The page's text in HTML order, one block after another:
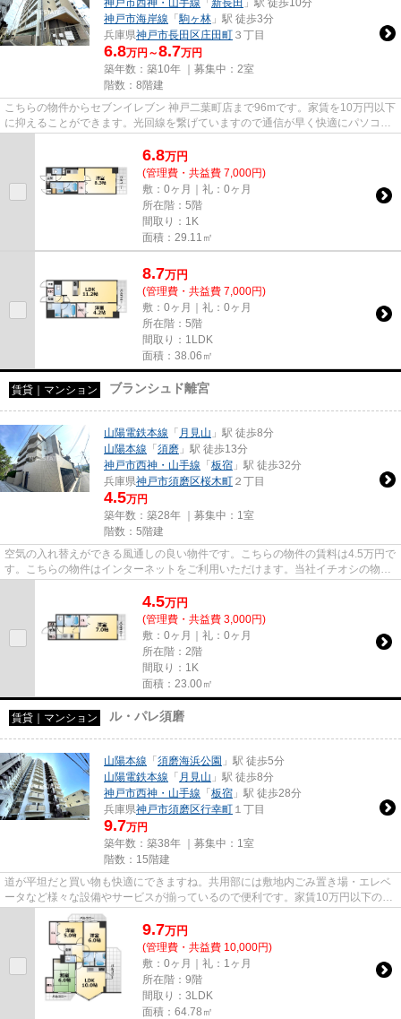
神戸市西神・山手線 「 新長田 」駅 徒歩10分
神戸市海岸線 「駒ヶ林 」駅 徒歩3分
兵庫県神戸市長田区庄田町 ３丁目
6.8万円～8.7万円
築年数：築10年 ｜募集中： 2室
階数：8階建
こちらの物件からセブンイレブン 神戸二葉町店まで96mです。家賃を10万円以下
に抑えることができます。光回線を繋げていますので通信が早く快適にパソコン
6.8万円
(管理費・共益費 7,000円)
敷：0ヶ月｜礼：0ヶ月
所在階：5階
間取り：1K
面積：29.11㎡
8.7万円
(管理費・共益費 7,000円)
敷：0ヶ月｜礼：0ヶ月
所在階：5階
間取り：1LDK
面積：38.06㎡
賃貸｜マンション ブランシュド離宮
山陽電鉄本線 「 月見山 」駅 徒歩8分
山陽本線 「 須磨 」駅 徒歩13分
神戸市西神・山手線 「 板宿 」駅 徒歩32分
兵庫県神戸市須磨区桜木町 ２丁目
4.5万円
築年数：築28年 ｜募集中： 1室
階数：5階建
空気の入れ替えができる風通しの良い物件です。こちらの物件の賃料は4.5万円で
す。こちらの物件はインターネットをご利用いただけます。当社イチオシの物件
4.5万円
(管理費・共益費 3,000円)
敷：0ヶ月｜礼：0ヶ月
所在階：2階
間取り：1K
面積：23.00㎡
賃貸｜マンション ル・パレ須磨
山陽本線 「 須磨海浜公園 」駅 徒歩5分
山陽電鉄本線 「 月見山 」駅 徒歩8分
神戸市西神・山手線 「 板宿 」駅 徒歩28分
兵庫県神戸市須磨区行幸町 １丁目
9.7万円
築年数：築38年 ｜募集中： 1室
階数：15階建
道が平坦だと買い物も快適にできますね。共用部には敷地内ごみ置き場・エレベ
ータなど様々な設備やサービスが揃っているので便利です。家賃10万円以下のマ
ンションをお探しのお客様に...
9.7万円
(管理費・共益費 10,000円)
敷：0ヶ月｜礼：1ヶ月
所在階：9階
間取り：3LDK
面積：64.78㎡